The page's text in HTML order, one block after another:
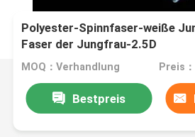
Polyester-Spinnfaser-weiße
Faser der Jungfrau-2.5D
MOQ：Verhandlung Preis
Bestpreis